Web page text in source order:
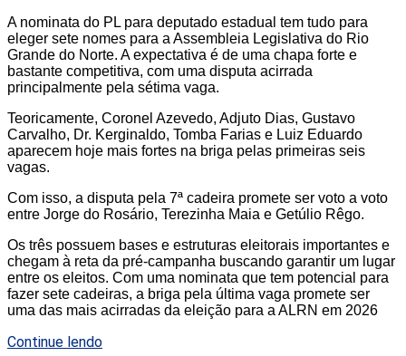
A nominata do PL para deputado estadual tem tudo para
eleger sete nomes para a Assembleia Legislativa do Rio
Grande do Norte. A expectativa é de uma chapa forte e
bastante competitiva, com uma disputa acirrada
principalmente pela sétima vaga.
Teoricamente, Coronel Azevedo, Adjuto Dias, Gustavo
Carvalho, Dr. Kerginaldo, Tomba Farias e Luiz Eduardo
aparecem hoje mais fortes na briga pelas primeiras seis
vagas.
Com isso, a disputa pela 7ª cadeira promete ser voto a voto
entre Jorge do Rosário, Terezinha Maia e Getúlio Rêgo.
Os três possuem bases e estruturas eleitorais importantes e
chegam à reta da pré-campanha buscando garantir um lugar
entre os eleitos. Com uma nominata que tem potencial para
fazer sete cadeiras, a briga pela última vaga promete ser
uma das mais acirradas da eleição para a ALRN em 2026
Continue lendo